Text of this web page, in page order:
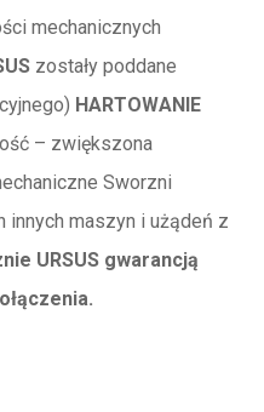
mechanicznych
zostały poddane
HARTOWANIE
– zwiększona
Sworzni
innych maszyn i użądeń z
URSUS gwarancją